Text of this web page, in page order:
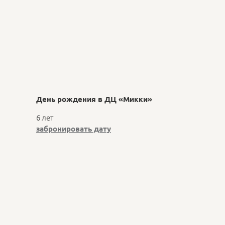
День рождения в ДЦ «Микки»
6 лет
забронировать дату